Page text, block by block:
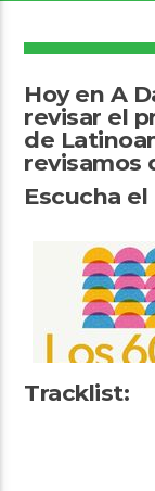
Hoy en A
revisar el
de
revisamos
Escucha
Tracklist: